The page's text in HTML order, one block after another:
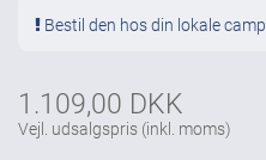
Bestil den hos din lokale
1.109,00 DKK
Vejl. udsalgspris (inkl. moms)